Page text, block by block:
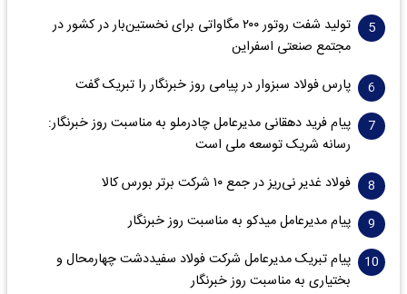
تولید شفت روتور ۲۰۰ مگاواتی برای نخستین‌بار در کشور در
مجتمع صنعتی اسفراین
پارس فولاد سبزوار در پیامی روز خبرنگار را تبریک گفت
پیام فرید دهقانی مدیرعامل چادرملو به مناسبت روز خبرنگار:
رسانه شریک توسعه ملی است
فولاد غدیر نی‌ریز در جمع ۱۰ شرکت برتر بورس کالا
پیام مدیرعامل میدکو به مناسبت روز خبرنگار
پیام تبریک مدیرعامل شرکت فولاد سفیددشت چهارمحال و
بختیاری به مناسبت روز خبرنگار